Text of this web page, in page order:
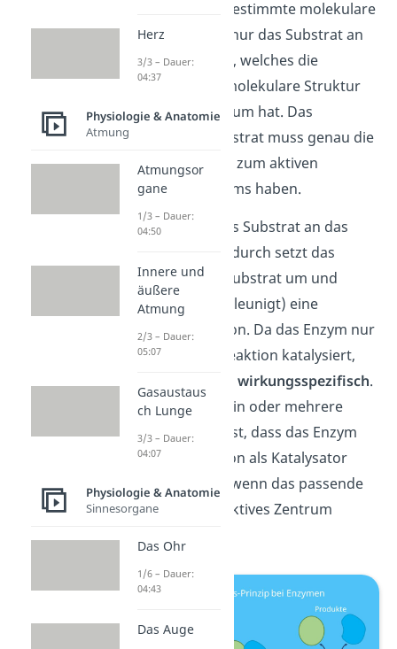
Enzyms hat eine bestimmte molekulare
Struktur. Es kann nur das Substrat an
das Enzym binden, welches die
komplementäre
molekulare Struktur
zum aktiven Zentrum hat. Das
bedeutet, das Substrat muss genau die
gegenteilige Form zum aktiven
Zentrum des Enzyms haben.
Nur dann kann das Substrat an das
Enzym binden. Dadurch setzt das
Enzym dann das Substrat um und
katalysiert (beschleunigt) eine
bestimmte Reaktion. Da das Enzym nur
eine bestimmte Reaktion katalysiert,
wirkungsspezifisch.
Somit entstehen ein oder mehrere
Produkte. Du siehst, dass das Enzym
erst seiner Funktion als Katalysator
nachgehen kann, wenn das passende
Substrat an sein aktives Zentrum
Herz
3/3 – Dauer:
04:37
Physiologie & Anatomie
Atmung
Atmungsor
gane
1/3 – Dauer:
04:50
Innere und
äußere
Atmung
2/3 – Dauer:
05:07
Gasaustaus
ch Lunge
3/3 – Dauer:
04:07
Physiologie & Anatomie
Sinnesorgane
Das Ohr
1/6 – Dauer:
04:43
Das Auge